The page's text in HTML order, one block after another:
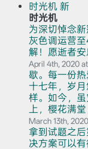
时光机 新
时光机
为深切悼念
灰色调运营
解！愿逝者安
April 4th, 2020
歇。每一份热
十七年，岁
样。如今，
上，樱花满
March 13th,
拿到试题之
决方案可以